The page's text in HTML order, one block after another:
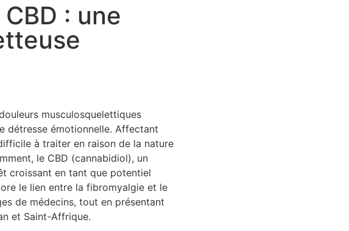
: une
musculosquelettiques
détresse émotionnelle. Affectant
à traiter en raison de la nature
le CBD (cannabidiol), un
croissant en tant que potentiel
le lien entre la fibromyalgie et le
de médecins, tout en présentant
et Saint-Affrique.